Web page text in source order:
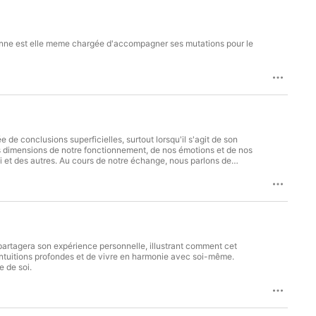
est elle meme chargée d'accompagner ses mutations pour le
de conclusions superficielles, surtout lorsqu'il s'agit de son
de notre fonctionnement, de nos émotions et de nos
des autres. Au cours de notre échange, nous parlons de
son expérience personnelle, illustrant comment cet
profondes et de vivre en harmonie avec soi-même.
de soi.